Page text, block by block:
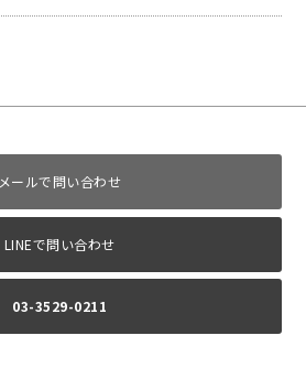
メールで問い合わせ
03-3529-0211